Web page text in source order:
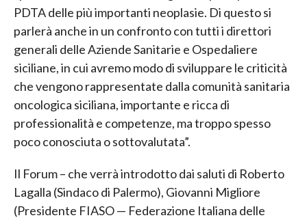
PDTA delle più importanti neoplasie. Di questo si
parlerà anche in un confronto con tutti i direttori
generali delle Aziende Sanitarie e Ospedaliere
siciliane, in cui avremo modo di sviluppare le criticità
che vengono rappresentate dalla comunità sanitaria
oncologica siciliana, importante e ricca di
professionalità e competenze, ma troppo spesso
poco conosciuta o sottovalutata”.
Il Forum – che verrà introdotto dai saluti di Roberto
Lagalla (Sindaco di Palermo), Giovanni Migliore
(Presidente FIASO — Federazione Italiana delle